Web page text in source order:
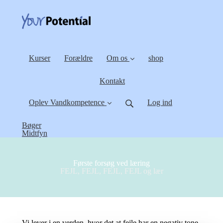
Kurser Forældre Om os
Kontakt
shop
Oplev Vandkompetence
Bøger
Midtfyn
Log ind
Første forsøg ved læring
FEJL, FEJL, FEJL, FEJL og lær